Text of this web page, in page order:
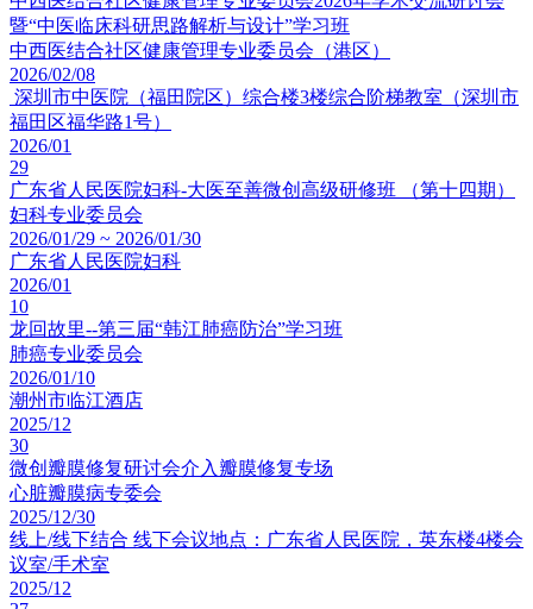
暨“中医临床科研思路解析与设计”学习班
中西医结合社区健康管理专业委员会（港区）
2026/02/08
深圳市中医院（福田院区）综合楼3楼综合阶梯教室（深圳市
福田区福华路1号）
2026/01
29
广东省人民医院妇科-大医至善微创高级研修班 （第十四期）
妇科专业委员会
2026/01/29 ~ 2026/01/30
广东省人民医院妇科
2026/01
10
龙回故里--第三届“韩江肺癌防治”学习班
肺癌专业委员会
2026/01/10
潮州市临江酒店
2025/12
30
微创瓣膜修复研讨会介入瓣膜修复专场
心脏瓣膜病专委会
2025/12/30
线上/线下结合 线下会议地点：广东省人民医院，英东楼4楼会
议室/手术室
2025/12